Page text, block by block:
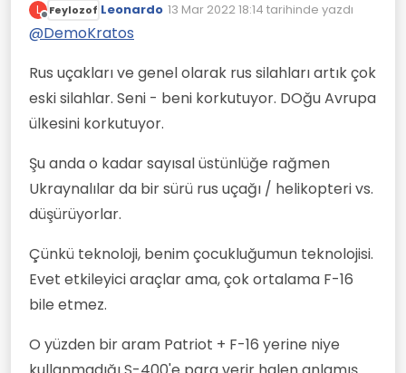
ağlattı, mahvetti. Sırbistan'da vurulmadık
köprü değil yol kavşağı kalmadı yani,
Ama tabii orası Sırbistan. Kolay hedef.
Rusya ise dev bir ülke. Dünyada Rus
var biliyorsunuz. Hayır ABD hiç Rus uçağı
düşürmüş mü bir soruşturun bakalım.
L
Çevrimdışı
Feylozof Leonardo 13 Mar 2022 18:14 tarihinde yazdı
Son düzenleyen:
@DemoKratos
Rus uçakları ve genel olarak rus silahları artık çok
eski silahlar. Seni - beni korkutuyor. DOğu Avrupa
ülkesini korkutuyor.
Şu anda o kadar sayısal üstünlüğe rağmen
Ukraynalılar da bir sürü rus uçağı / helikopteri vs.
düşürüyorlar.
Çünkü teknoloji, benim çocukluğumun teknolojisi.
Evet etkileyici araçlar ama, çok ortalama F-16
bile etmez.
O yüzden bir aram Patriot + F-16 yerine niye